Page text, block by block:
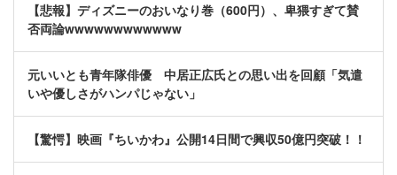
【悲報】ディズニーのおいなり巻（600円）、卑猥すぎて賛
否両論wwwwwwwwwwww
元いいとも青年隊俳優 中居正広氏との思い出を回顧「気遣
いや優しさがハンパじゃない」
【驚愕】映画『ちいかわ』公開14日間で興収50億円突破！！